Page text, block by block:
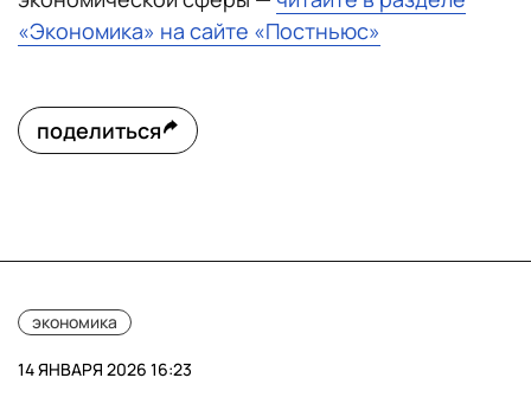
«Экономика» на сайте «Постньюс»
поделиться
экономика
14 ЯНВАРЯ 2026 16:23